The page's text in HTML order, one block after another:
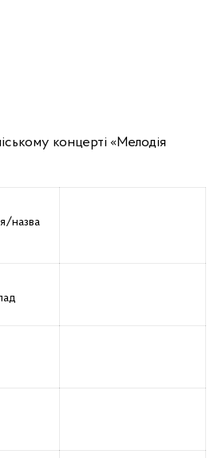
концерті «Мелодія
назва